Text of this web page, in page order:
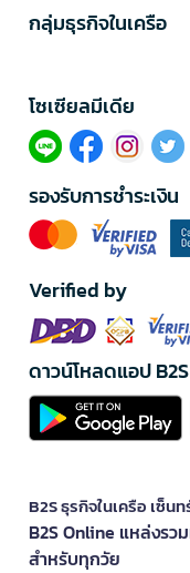
กลุ่มธุรกิจในเครือ
โซเซียลมีเดีย​
รองรับการชำระเงิน
Verified by
ดาวน์โหลดแอป B2S
B2S ธุรกิจในเครือ เซ็
B2S Online แหล่งรว
สำหรับทุกวัย